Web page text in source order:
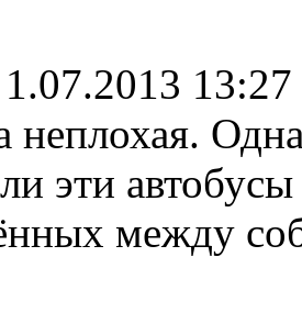
1.07.2013
неплохая.
эти
между